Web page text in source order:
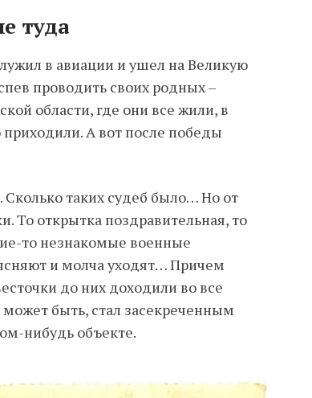
туда
в авиации и ушел на Великую
проводить своих родных –
области, где они все жили, в
А вот после победы
таких судеб было… Но от
То открытка поздравительная, то
то незнакомые военные
и молча уходят… Причем
до них доходили во все
быть, стал засекреченным
нибудь объекте.